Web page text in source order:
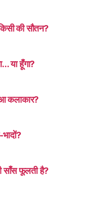
की सौतन?
या हूँगा?
कलाकार?
फूलती है?